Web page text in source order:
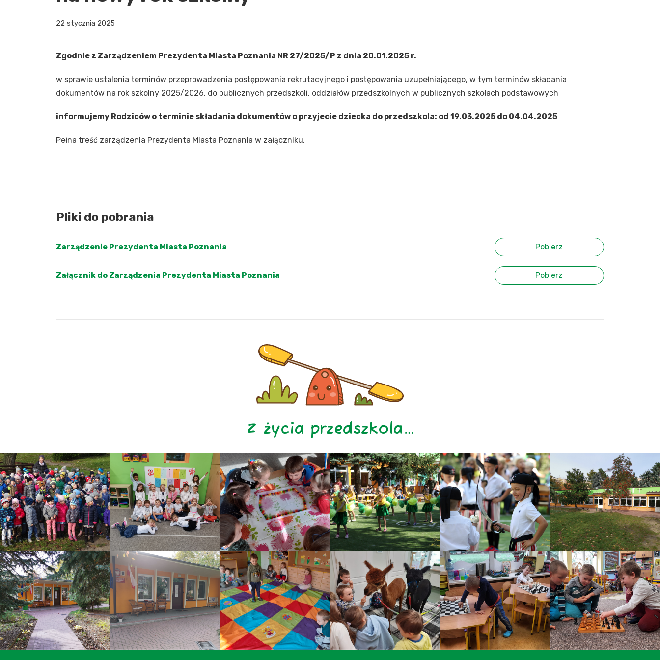
22 stycznia 2025
Zgodnie z Zarządzeniem Prezydenta Miasta Poznania NR 27/2025/P z dnia 20.01.2025 r.
w sprawie ustalenia terminów przeprowadzenia postępowania rekrutacyjnego i postępowania uzupełniającego, w tym terminów składania
dokumentów na rok szkolny 2025/2026, do publicznych przedszkoli, oddziałów przedszkolnych w publicznych szkołach podstawowych
informujemy Rodziców o terminie składania dokumentów o przyjecie dziecka do przedszkola: od 19.03.2025 do 04.04.2025
Pełna treść zarządzenia Prezydenta Miasta Poznania w załączniku.
Pliki do pobrania
Zarządzenie Prezydenta Miasta Poznania Pobierz
Załącznik do Zarządzenia Prezydenta Miasta Poznania Pobierz
Z życia przedszkola…